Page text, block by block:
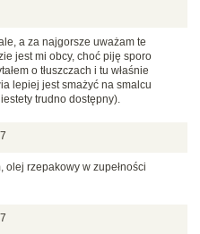
a za najgorsze uważam te
jest mi obcy, choć piję sporo
o tłuszczach i tu właśnie
lepiej jest smażyć na smalcu
trudno dostępny).
olej rzepakowy w zupełności